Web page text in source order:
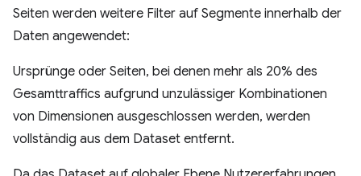
Seiten werden weitere Filter auf Segmente innerhalb der
Daten angewendet:
Ursprünge oder Seiten, bei denen mehr als 20% des
Gesamttraffics aufgrund unzulässiger Kombinationen
von Dimensionen ausgeschlossen werden, werden
vollständig aus dem Dataset entfernt.